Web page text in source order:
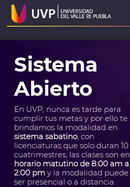
Sistema
Abierto
En UVP, nunca es tarde para
cumplir tus metas y por ello te
brindamos la modalidad en
sistema sabatino, con
licenciaturas que solo duran 10
cuatrimestres, las clases son en
horario matutino de 8:00 am a
2:00 pm y la modalidad puede
ser presencial o a distancia.